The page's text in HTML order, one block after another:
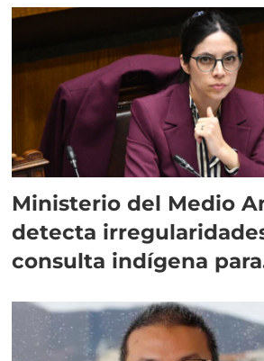
Ministerio del Medio
detecta
consulta indígena para